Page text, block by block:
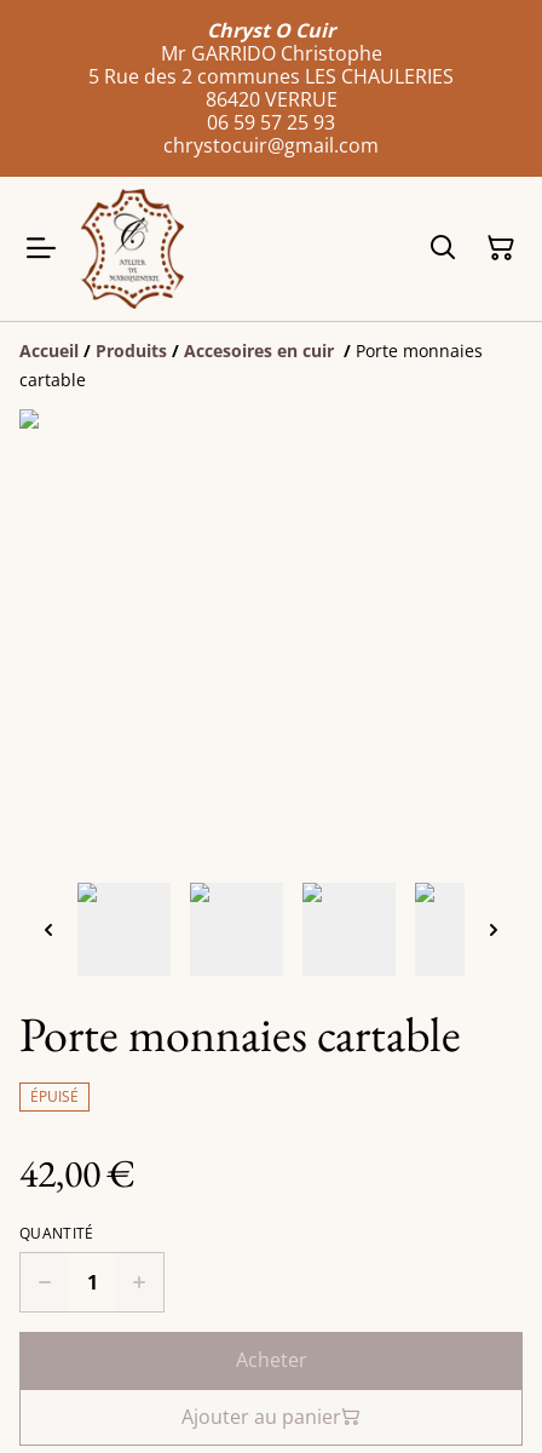
Chryst O Cuir
Mr GARRIDO Christophe
5 Rue des 2 communes LES CHAULERIES
86420 VERRUE
06 59 57 25 93
chrystocuir@gmail.com
Accueil / Produits / Accesoires en cuir / Porte monnaies
cartable
Porte monnaies cartable
ÉPUISÉ
42,00 €
QUANTITÉ
Acheter
Ajouter au panier